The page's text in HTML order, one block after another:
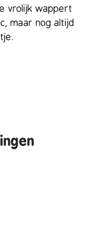
vrolijk wappert
maar nog altijd